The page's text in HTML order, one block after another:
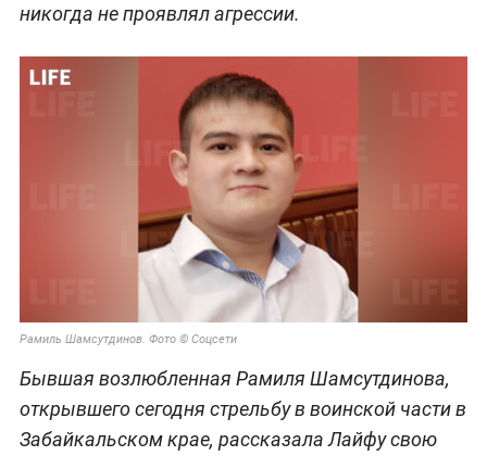
никогда не проявлял агрессии.
Рамиль Шамсутдинов. Фото © Соцсети
Бывшая возлюбленная Рамиля Шамсутдинова,
открывшего сегодня стрельбу в воинской части в
Забайкальском крае, рассказала Лайфу свою